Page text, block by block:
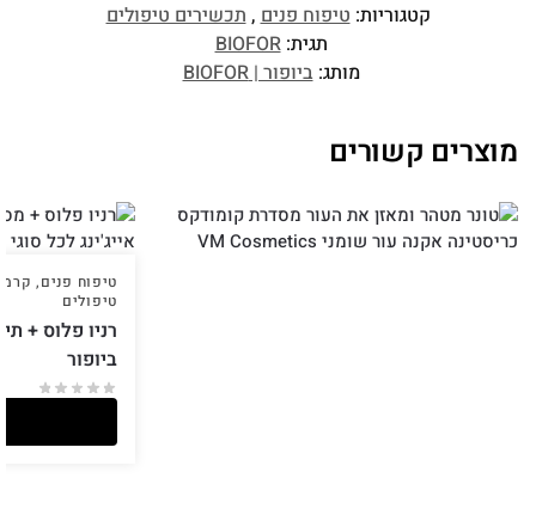
קטגוריות:טיפוח פנים ,תכשירים טיפולים
תגית:BIOFOR
מותג:ביופור | BIOFOR
מוצרים קשורים
טיפוח פנים,
טיפולים
ביופור